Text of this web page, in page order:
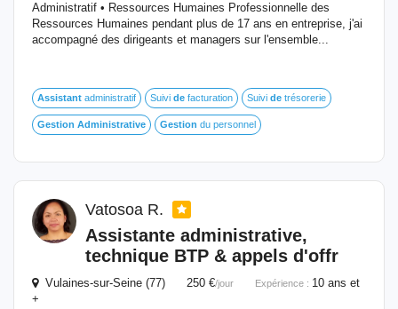
Administratif • Ressources Humaines Professionnelle des
Ressources Humaines pendant plus de 17 ans en entreprise, j'ai
accompagné des dirigeants et managers sur l'ensemble...
Assistant administratif Suivi de facturation Suivi de trésorerie
Gestion Administrative Gestion du personnel
Vatosoa R.
Assistante administrative,
technique BTP & appels d'offr
Vulaines-sur-Seine (77) 250 €/jour Expérience : 10 ans et
+